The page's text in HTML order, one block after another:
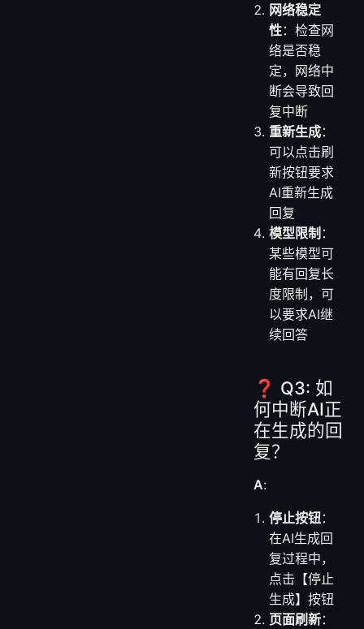
网络稳定
性：检查网
络是否稳
定，网络中
断会导致回
复中断
重新生成：
可以点击刷
新按钮要求
AI重新生成
回复
模型限制 ：
某些模型可
能有回复长
度限制，可
以要求AI继
续回答
❓ Q3: 如
何中断AI正
在生成的回
复？
A:
停止按钮：
在AI生成回
复过程中，
点击【停止
生成】按钮
页面刷新：